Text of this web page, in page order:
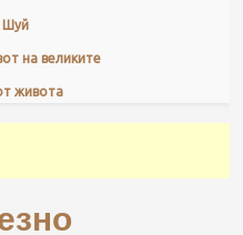
на великите
живота